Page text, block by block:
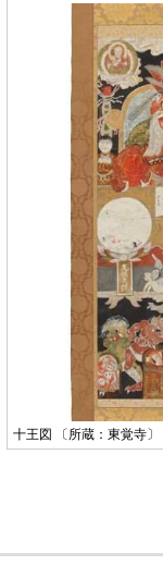
十王図 〔所蔵：東覚寺〕